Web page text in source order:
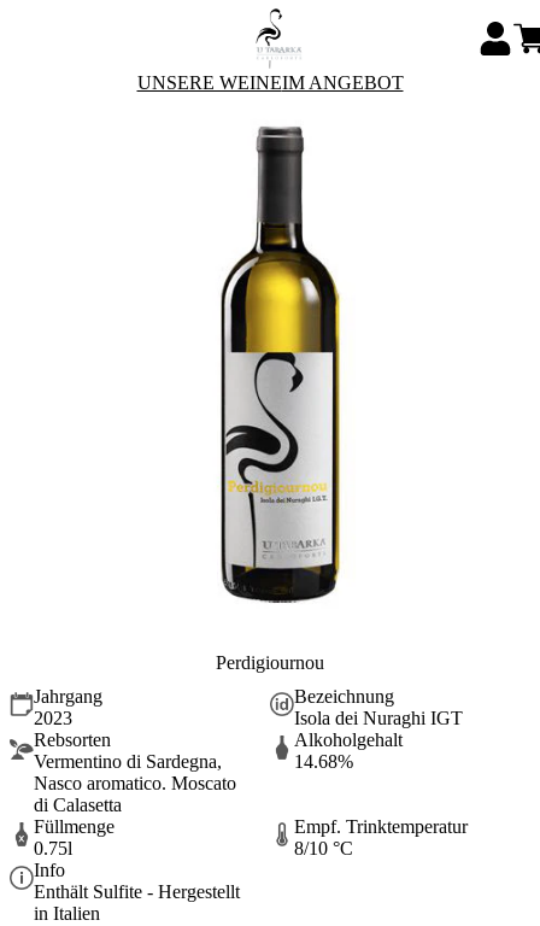
UNSERE WEINEIM ANGEBOT
Perdigiournou
Jahrgang
2023
Bezeichnung
Isola dei Nuraghi IGT
Rebsorten
Vermentino di Sardegna,
Nasco aromatico. Moscato
di Calasetta
Alkoholgehalt
14.68%
Füllmenge
0.75l
Empf. Trinktemperatur
8/10 °C
Info
Enthält Sulfite - Hergestellt
in Italien